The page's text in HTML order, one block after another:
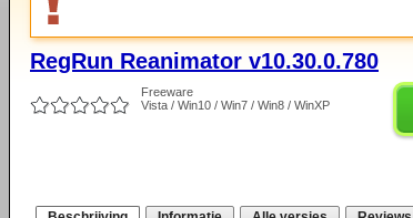
RegRun Reanimator v10.30.0.780
Freeware
Vista / Win10 / Win7 / Win8 / WinXP